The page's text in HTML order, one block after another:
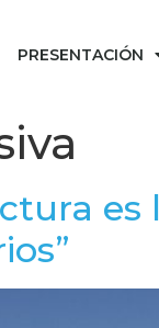
PRESENTACIÓN